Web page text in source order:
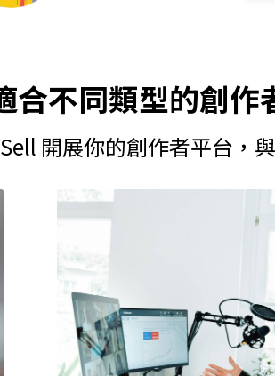
合不同類型的創作
開展你的創作者平台，